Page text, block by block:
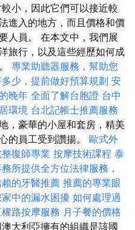
小，因此它們可以接近較
進入的地方，而且價格和價
人員。 在本文中，我們展
旅行，以及這些經歷如何成
專業助聽器服務，幫助您
少，提前做好預算規劃 安
晚年 全面了解台胞證 台中
環境 台北記帳士推薦服務
，豪華的小屋和套房，精美
的員工受到讚揚。 歐式外
復師專業 按摩技術課程 泰
所提供全方位法律服務，
的牙醫推薦 推薦的專業眼
中的漏水困擾 如何處理過
路按摩服務 月子餐的價格
大利亞擁有的組織是該國